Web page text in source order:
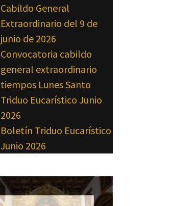
Cabildo General
Extraordinario del 9 de
junio de 2026
Convocatoria cabildo
general extraordinario
tiempos Lunes Santo
Triduo Eucarístico Junio
2026
Boletín Triduo Eucarístico
Junio 2026